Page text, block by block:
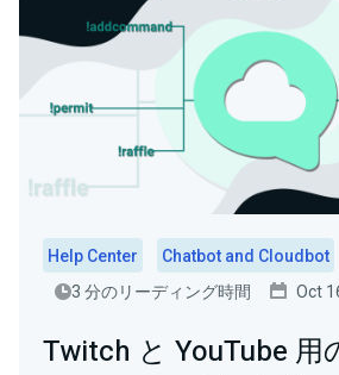
Help Center
Chatbot and Cloudbot
3 分のリーディング時間
Oct
Twitch と YouTube 用